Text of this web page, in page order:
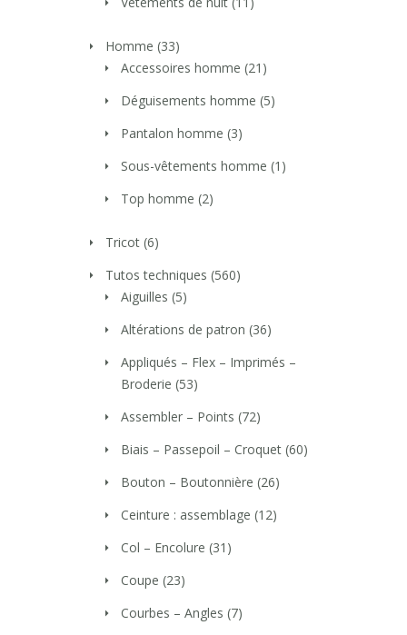
Homme (33)
Accessoires homme (21)
Déguisements homme (5)
Pantalon homme (3)
Sous-vêtements homme (1)
Top homme (2)
Tricot (6)
Tutos techniques (560)
Aiguilles (5)
Altérations de patron (36)
Appliqués – Flex – Imprimés –
Broderie (53)
Assembler – Points (72)
Biais – Passepoil – Croquet (60)
Bouton – Boutonnière (26)
Ceinture : assemblage (12)
Col – Encolure (31)
Coupe (23)
Courbes – Angles (7)